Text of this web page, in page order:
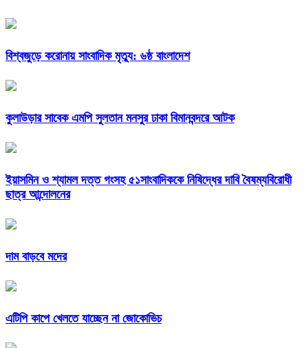
বিশ্বজুড়ে করোনায় সাংবাদিক মৃত্যু: ৬ষ্ঠ বাংলাদেশ
কুলাউড়ার সাবেক এমপি সুলতান মনসুর ঢাকা বিমানবন্দরে আটক
ইয়াসমিন ও শ্যামল দত্ত গংসহ ৫১সাংবাদিককে নিষিদ্ধের দাবি বৈষম্যবিরোধী
ছাত্র আন্দোলনের
দাম বাড়বে মদের
এটিপি কাপে খেলতে যাচ্ছেন না জোকোভিচ